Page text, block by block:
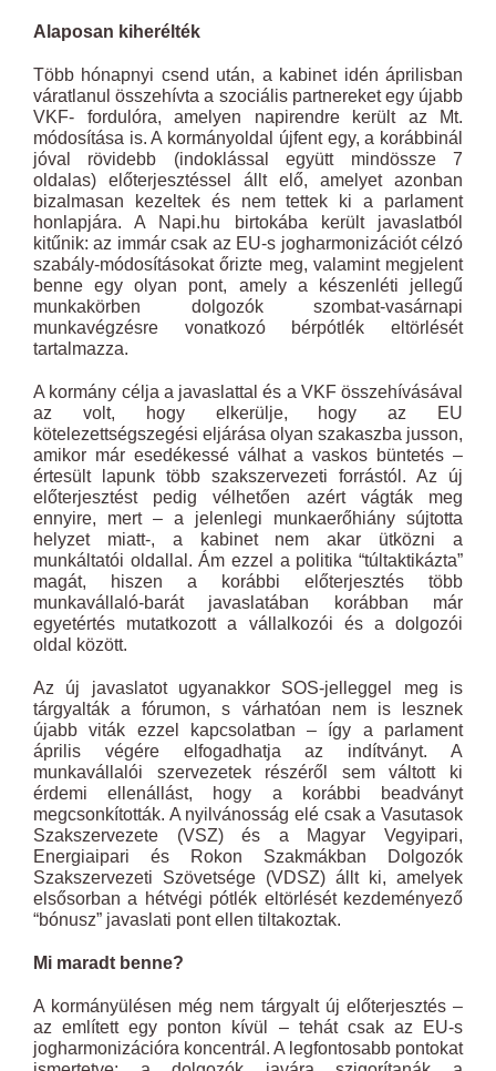
Alaposan kiherélték
Több hónapnyi csend után, a kabinet idén áprilisban
váratlanul összehívta a szociális partnereket egy újabb
VKF- fordulóra, amelyen napirendre került az Mt.
módosítása is. A kormányoldal újfent egy, a korábbinál
jóval rövidebb (indoklással együtt mindössze 7
oldalas) előterjesztéssel állt elő, amelyet azonban
bizalmasan kezeltek és nem tettek ki a parlament
honlapjára. A Napi.hu birtokába került javaslatból
kitűnik: az immár csak az EU-s jogharmonizációt célzó
szabály-módosításokat őrizte meg, valamint megjelent
benne egy olyan pont, amely a készenléti jellegű
munkakörben dolgozók szombat-vasárnapi
munkavégzésre vonatkozó bérpótlék eltörlését
tartalmazza.
A kormány célja a javaslattal és a VKF összehívásával
az volt, hogy elkerülje, hogy az EU
kötelezettségszegési eljárása olyan szakaszba jusson,
amikor már esedékessé válhat a vaskos büntetés –
értesült lapunk több szakszervezeti forrástól. Az új
előterjesztést pedig vélhetően azért vágták meg
ennyire, mert – a jelenlegi munkaerőhiány sújtotta
helyzet miatt-, a kabinet nem akar ütközni a
munkáltatói oldallal. Ám ezzel a politika “túltaktikázta”
magát, hiszen a korábbi előterjesztés több
munkavállaló-barát javaslatában korábban már
egyetértés mutatkozott a vállalkozói és a dolgozói
oldal között.
Az új javaslatot ugyanakkor SOS-jelleggel meg is
tárgyalták a fórumon, s várhatóan nem is lesznek
újabb viták ezzel kapcsolatban – így a parlament
április végére elfogadhatja az indítványt. A
munkavállalói szervezetek részéről sem váltott ki
érdemi ellenállást, hogy a korábbi beadványt
megcsonkították. A nyilvánosság elé csak a Vasutasok
Szakszervezete (VSZ) és a Magyar Vegyipari,
Energiaipari és Rokon Szakmákban Dolgozók
Szakszervezeti Szövetsége (VDSZ) állt ki, amelyek
elsősorban a hétvégi pótlék eltörlését kezdeményező
“bónusz” javaslati pont ellen tiltakoztak.
Mi maradt benne?
A kormányülésen még nem tárgyalt új előterjesztés –
az említett egy ponton kívül – tehát csak az EU-s
jogharmonizációra koncentrál. A legfontosabb pontokat